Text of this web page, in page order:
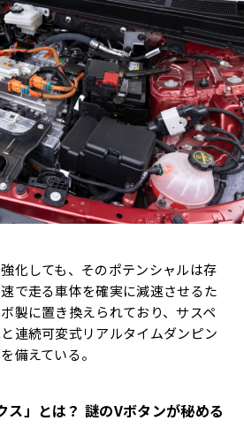
化しても、そのポテンシャルは存
で走る車体を確実に減速させるた
製に置き換えられており、サスペ
連続可変式リアルタイムダンピン
備えている。
ス」とは？ 謎のVボタンが秘める